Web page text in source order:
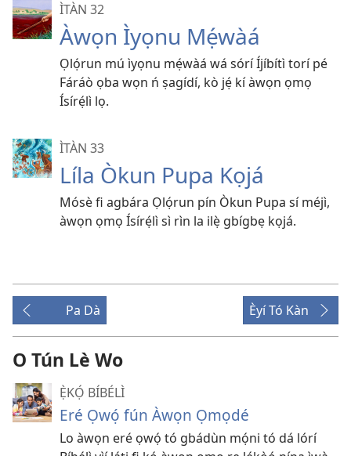
ÌTÀN 32
Àwọn Ìyọnu Mẹ́wàá
Ọlọ́run mú ìyọnu mẹ́wàá wá sórí Íjíbítì torí pé
Fáráò ọba wọn ń ṣagídí, kò jẹ́ kí àwọn ọmọ
Ísírẹ́lì lọ.
ÌTÀN 33
Líla Òkun Pupa Kọjá
Mósè fi agbára Ọlọ́run pín Òkun Pupa sí méjì,
àwọn ọmọ Ísírẹ́lì sì rìn la ilẹ̀ gbígbẹ kọjá.
Pa Dà Èyí Tó Kàn
O Tún Lè Wo
Ẹ̀KỌ́ BÍBÉLÌ
Eré Ọwọ́ fún Àwọn Ọmọdé
Lo àwọn eré ọwọ́ tó gbádùn mọ́ni tó dá lórí